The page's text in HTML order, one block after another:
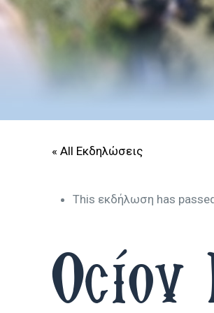
« All Εκδηλώσεις
This εκδήλωση has
Οσίου